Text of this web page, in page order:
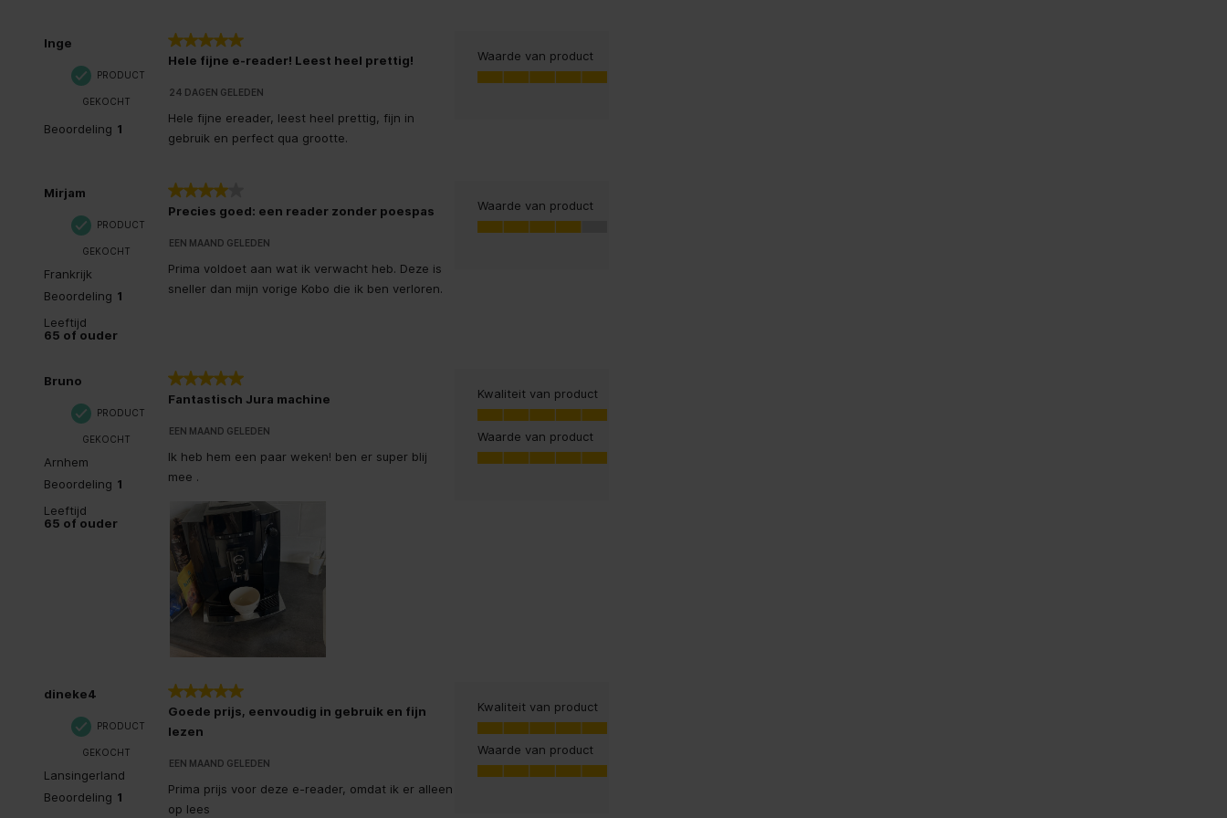
Ondersteund beeldformaat
Technologie
Menutalen
Traditioneel Chinees, Tsjechisch, Deens,
Duits, Nederlands, Engels, Spaans, Fins,
Minimale systeemeisen
Frequentie van processor
Inhoud van de verpakking
Inclusief AC-adapter
Accu/Batterij
Capaciteit van de accu/batterij
Bestandsformaten
Ondersteunde documentformaten
Type processor
Inputs
Inge
PRODUCT
GEKOCHT
Beoordeling 1
5 van 5 sterren.
Hele fijne e-reader! Leest heel prettig!
24 DAGEN GELEDEN
Hele fijne ereader, leest heel prettig, fijn in
gebruik en perfect qua grootte.
Waarde van product
Waarde van product, 5.0 van 5
Mirjam
PRODUCT
GEKOCHT
Frankrijk
Beoordeling 1
Leeftijd
65 of ouder
4 van 5 sterren.
Precies goed: een reader zonder poespas
EEN MAAND GELEDEN
Prima voldoet aan wat ik verwacht heb. Deze is
sneller dan mijn vorige Kobo die ik ben verloren.
Waarde van product
Waarde van product, 4.0 van 5
Bruno
PRODUCT
GEKOCHT
Arnhem
Beoordeling 1
Leeftijd
65 of ouder
5 van 5 sterren.
Fantastisch Jura machine
EEN MAAND GELEDEN
Ik heb hem een paar weken! ben er super blij
mee .
Kwaliteit van product
Kwaliteit van product, 5.0 van 5
Waarde van product
Waarde van product, 5.0 van 5
dineke4
PRODUCT
GEKOCHT
Lansingerland
Beoordeling 1
5 van 5 sterren.
Goede prijs, eenvoudig in gebruik en fijn
lezen
EEN MAAND GELEDEN
Prima prijs voor deze e-reader, omdat ik er alleen
op lees
Kwaliteit van product
Kwaliteit van product, 5.0 van 5
Waarde van product
Waarde van product, 5.0 van 5